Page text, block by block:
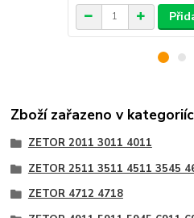
Zboží zařazeno v
ZETOR 2011 3011 4011
ZETOR 2511 3511 4511 3545
ZETOR 4712 4718